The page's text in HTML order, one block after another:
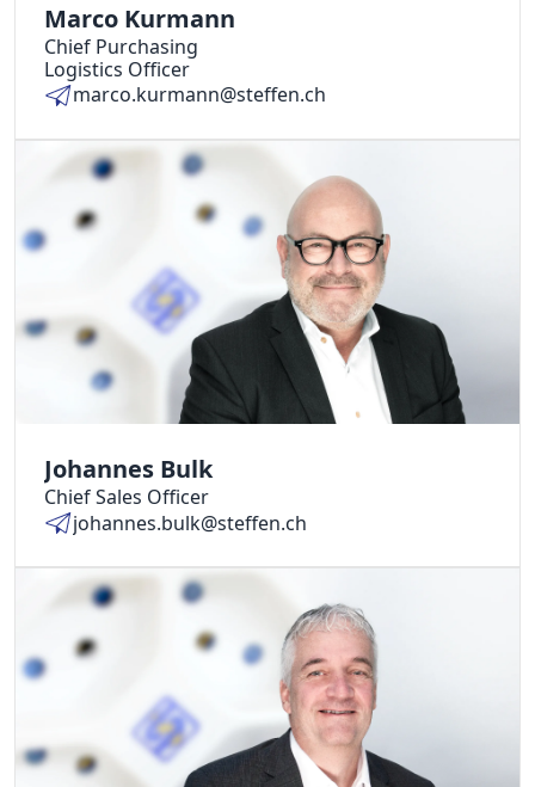
Marco Kurmann
Chief Purchasing
Logistics Officer
marco.kurmann@steffen.ch
Johannes Bulk
Chief Sales Officer
johannes.bulk@steffen.ch